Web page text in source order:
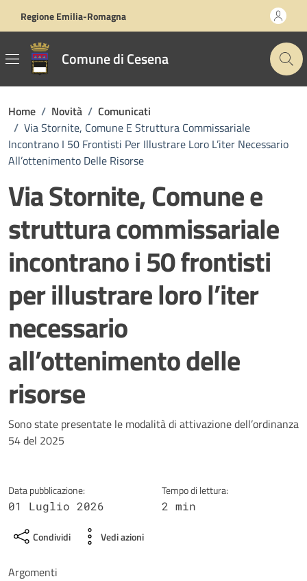
Regione Emilia-Romagna
Comune di Cesena
Home / Novità / Comunicati
/ Via Stornite, Comune E Struttura Commissariale
Incontrano I 50 Frontisti Per Illustrare Loro L’iter Necessario
All’ottenimento Delle Risorse
Via Stornite, Comune e
struttura commissariale
incontrano i 50 frontisti
per illustrare loro l’iter
necessario
all’ottenimento delle
risorse
Dettagli della notizia
Sono state presentate le modalità di attivazione dell’ordinanza
54 del 2025
Data pubblicazione:
01 Luglio 2026
Tempo di lettura:
2 min
Condividi Vedi azioni
Argomenti